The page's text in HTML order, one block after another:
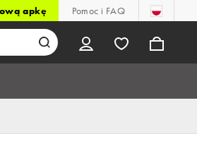
apkę Pomoc i FAQ